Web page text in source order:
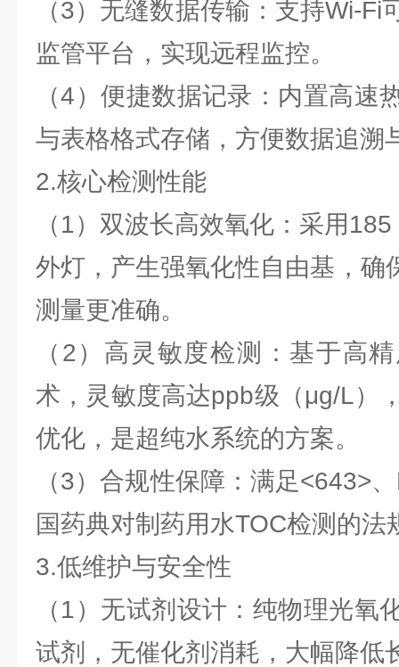
（3）无缝数据传输：支持Wi-
监管平台，实现远程监控。
（4）便捷数据记录：内置高速
与表格格式存储，方便数据追溯
2.核心检测性能
（1）双波长高效氧化：采用
外灯，产生强氧化性自由基，确
测量更准确。
（2）高灵敏度检测：基于高
术，灵敏度高达ppb级（μg/L）
优化，是超纯水系统的方案。
（3）合规性保障：满足<643>
国药典对制药用水TOC检测的法
3.低维护与安全性
（1）无试剂设计：纯物理光氧
试剂，无催化剂消耗，大幅降低